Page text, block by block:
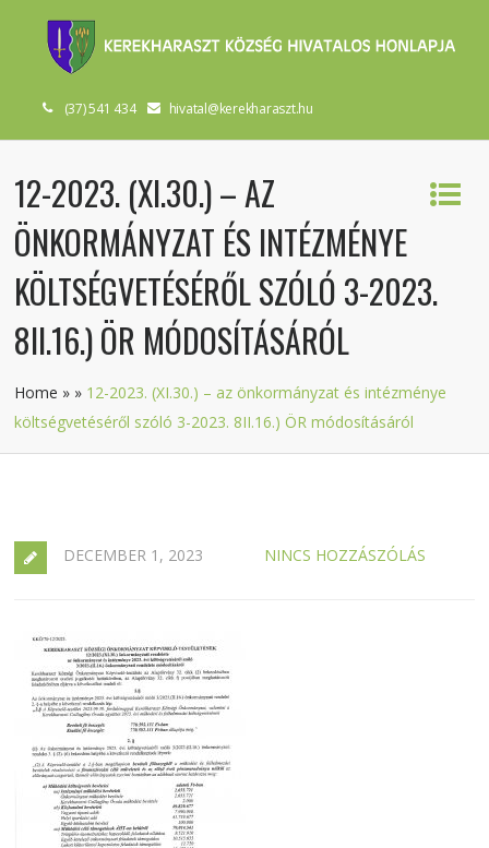
(37) 541 434 hivatal@kerekharaszt.hu
12-2023. (XI.30.) – AZ
ÖNKORMÁNYZAT ÉS INTÉZMÉNYE
KÖLTSÉGVETÉSÉRŐL SZÓLÓ 3-2023.
8II.16.) ÖR MÓDOSÍTÁSÁRÓL
Home » » 12-2023. (XI.30.) – az önkormányzat és intézménye
költségvetéséről szóló 3-2023. 8II.16.) ÖR módosításáról
DECEMBER 1, 2023 NINCS HOZZÁSZÓLÁS